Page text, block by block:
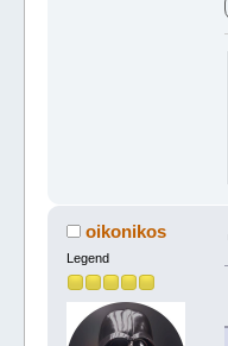
oikonikos
Legend